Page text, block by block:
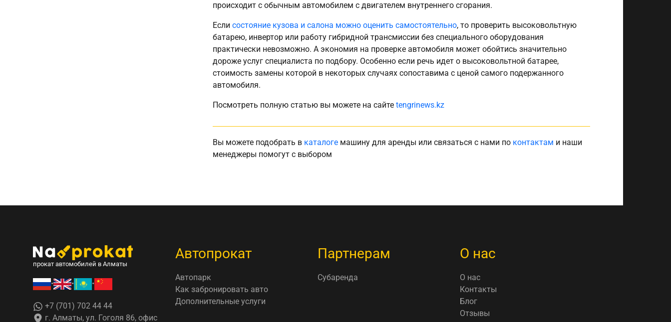
происходит с обычным автомобилем с двигателем внутреннего сгорания.
Если состояние кузова и салона можно оценить самостоятельно, то проверить высоковольтную
батарею, инвертор или работу гибридной трансмиссии без специального оборудования
практически невозможно. А экономия на проверке автомобиля может обойтись значительно
дороже услуг специалиста по подбору. Особенно если речь идет о высоковольтной батарее,
стоимость замены которой в некоторых случаях сопоставима с ценой самого подержанного
автомобиля.
Посмотреть полную статью вы можете на сайте tengrinews.kz
Вы можете подобрать в каталоге машину для аренды или связаться с нами по контактам и наши
менеджеры помогут с выбором
прокат автомобилей в Алматы
• • •
+7 (701) 702 44 44
г. Алматы, ул. Гоголя 86, офис
Автопрокат
Автопарк
Как забронировать авто
Дополнительные услуги
Партнерам
Субаренда
О нас
О нас
Контакты
Блог
Отзывы